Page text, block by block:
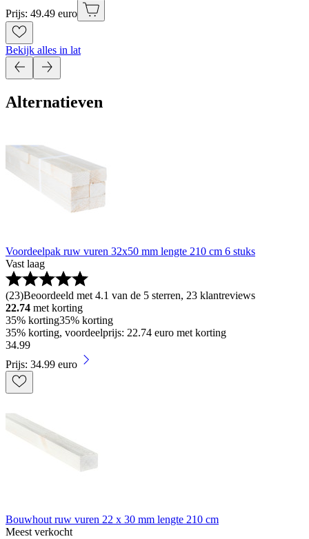
Prijs: 49.49 euro
Bekijk alles in lat
Alternatieven
Voordeelpak ruw vuren 32x50 mm lengte 210 cm 6 stuks
Vast laag
(23)Beoordeeld met 4.1 van de 5 sterren, 23 klantreviews
22.74 met korting
35% korting35% korting
35% korting, voordeelprijs: 22.74 euro met korting
34.99
Prijs: 34.99 euro
Bouwhout ruw vuren 22 x 30 mm lengte 210 cm
Meest verkocht